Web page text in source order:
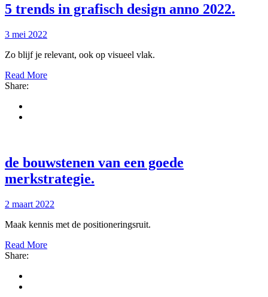
5 trends in grafisch design anno 2022.
3 mei 2022
Zo blijf je relevant, ook op visueel vlak.
Read More
Share:
de bouwstenen van een goede
merkstrategie.
2 maart 2022
Maak kennis met de positioneringsruit.
Read More
Share: